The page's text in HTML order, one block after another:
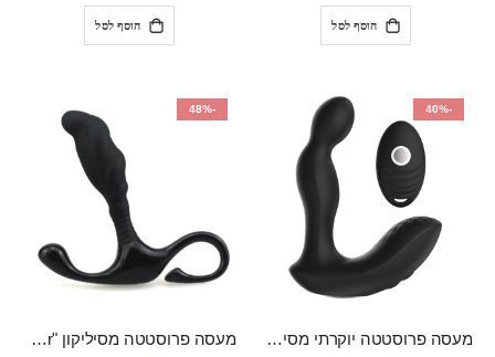
הוסף לסל הוסף לסל
-40%
מעסה פרוסטטה יוקרתי מסיליקון רפואי נטען עם שלט אלחוטי בעל 3 מהירויות שונות ו7 מצבי רטט "Koopa"
-48%
מעסה פרוסטטה מסיליקון "Exerciser"